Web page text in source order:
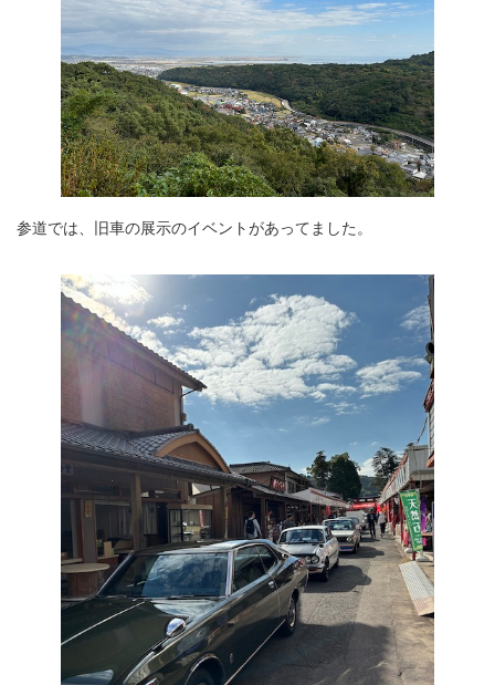
参道では、旧車の展示のイベントがあってました。